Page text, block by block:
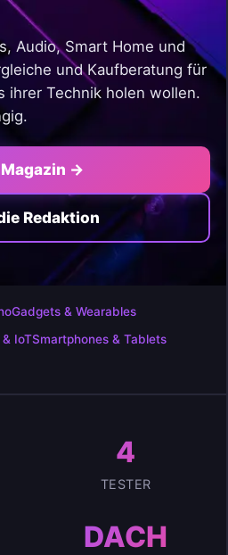
Audio, Smart Home und
und Kaufberatung für
ihrer Technik holen wollen.
→
Redaktion
Gadgets & Wearables
IoTSmartphones & Tablets
4
TESTER
DACH